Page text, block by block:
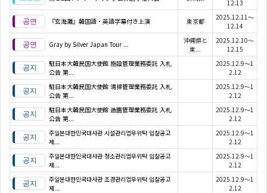
12.13
『玄海灘』韓国語・英語字幕付き上演 東京都
2025.12.11～
12.14
Gray by Silver Japan Tour ...
沖縄県と
東...
2025.12.10～
12.15
駐日本大韓民国大使館 施設管理業務委託 入札
公告 第...
2025.12.9～1
2.12
駐日本大韓民国大使館 清掃管理業務委託 入札
公告 第...
2025.12.9～1
2.12
駐日本大韓民国大使館 造園管理業務委託 入札
公告 第...
2025.12.9～1
2.12
주일본대한민국대사관 시설관리업무위탁 입찰공고
제...
2025.12.9～1
2.12
주일본대한민국대사관 청소관리업무위탁 입찰공고
제...
2025.12.9～1
2.12
주일본대한민국대사관 조경관리업무위탁 입찰공고
제...
2025.12.9～1
2.12